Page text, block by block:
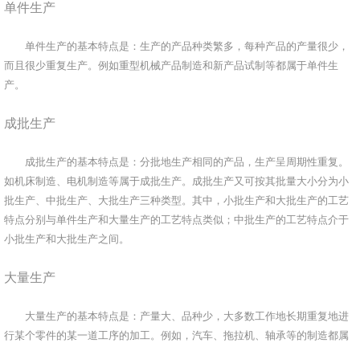
单件生产
单件生产的基本特点是：生产的产品种类繁多，每种产品的产量很少，
而且很少重复生产。例如重型机械产品制造和新产品试制等都属于单件生
产。
成批生产
成批生产的基本特点是：分批地生产相同的产品，生产呈周期性重复。
如机床制造、电机制造等属于成批生产。成批生产又可按其批量大小分为小
批生产、中批生产、大批生产三种类型。其中，小批生产和大批生产的工艺
特点分别与单件生产和大量生产的工艺特点类似；中批生产的工艺特点介于
小批生产和大批生产之间。
大量生产
大量生产的基本特点是：产量大、品种少，大多数工作地长期重复地进
行某个零件的某一道工序的加工。例如，汽车、拖拉机、轴承等的制造都属